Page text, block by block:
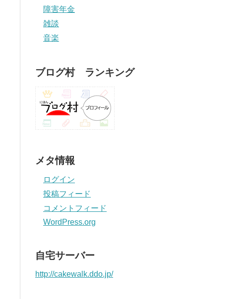
障害年金
雑談
音楽
ブログ村 ランキング
メタ情報
ログイン
投稿フィード
コメントフィード
WordPress.org
自宅サーバー
http://cakewalk.ddo.jp/